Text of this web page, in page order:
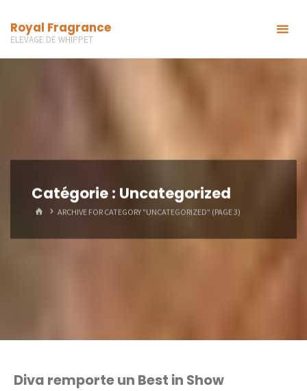
content
Royal Fragrance
ELEVAGE DE WHIPPET
Catégorie : Uncategorized
HOMEARCHIVE FOR CATEGORY "UNCATEGORIZED" (PAGE 3)
Diva remporte un Best in Show